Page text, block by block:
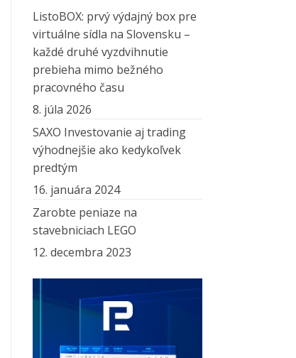
ListoBOX: prvý výdajný box pre
virtuálne sídla na Slovensku –
každé druhé vyzdvihnutie
prebieha mimo bežného
pracovného času
8. júla 2026
SAXO Investovanie aj trading
výhodnejšie ako kedykoľvek
predtým
16. januára 2024
Zarobte peniaze na
stavebniciach LEGO
12. decembra 2023